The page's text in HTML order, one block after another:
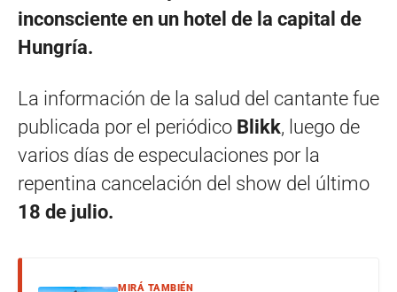
inconsciente en un hotel de la capital de
Hungría.
La información de la salud del cantante fue
publicada por el periódico Blikk, luego de
varios días de especulaciones por la
repentina cancelación del show del último
18 de julio.
MIRÁ TAMBIÉN